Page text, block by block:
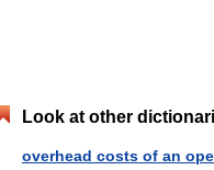
Look at other
overhead costs of an